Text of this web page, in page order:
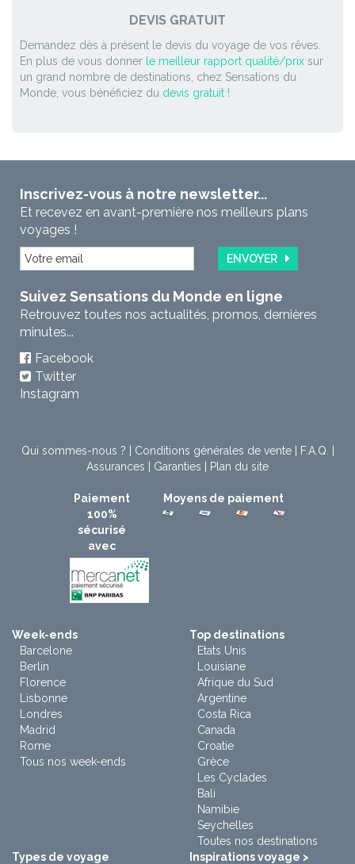
DEVIS GRATUIT
Demandez dès à présent le devis du voyage de vos rêves.
En plus de vous donner le meilleur rapport qualité/prix sur
un grand nombre de destinations, chez Sensations du
Monde, vous bénéficiez du devis gratuit !
Inscrivez-vous à notre newsletter...
Et recevez en avant-première nos meilleurs plans
voyages !
ENVOYER
Suivez Sensations du Monde en ligne
Retrouvez toutes nos actualités, promos, dernières
minutes...
Facebook
Twitter
Instagram
Qui sommes-nous ? Conditions générales de vente| F.A.Q.
Assurances
Garanties Plan du site
Paiement
100%
sécurisé
avec
Moyens de paiement
Week-ends
Barcelone
Berlin
Florence
Lisbonne
Londres
Madrid
Rome
Tous nos week-ends
Top destinations
Etats Unis
Louisiane
Afrique du Sud
Argentine
Costa Rica
Canada
Croatie
Grèce
Les Cyclades
Bali
Namibie
Seychelles
Toutes nos destinations
Types de voyage
Inspirations voyage >